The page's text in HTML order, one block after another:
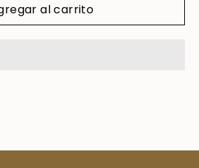
al carrito